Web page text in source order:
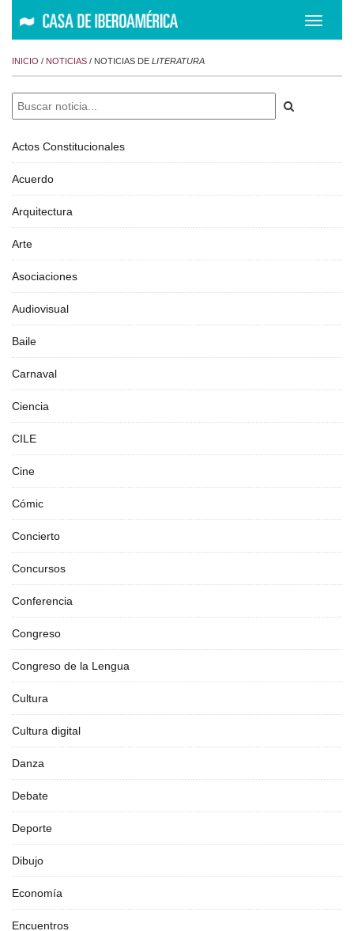
INICIO / NOTICIAS / NOTICIAS DE LITERATURA
Actos Constitucionales
Acuerdo
Arquitectura
Arte
Asociaciones
Audiovisual
Baile
Carnaval
Ciencia
CILE
Cine
Cómic
Concierto
Concursos
Conferencia
Congreso
Congreso de la Lengua
Cultura
Cultura digital
Danza
Debate
Deporte
Dibujo
Economía
Encuentros